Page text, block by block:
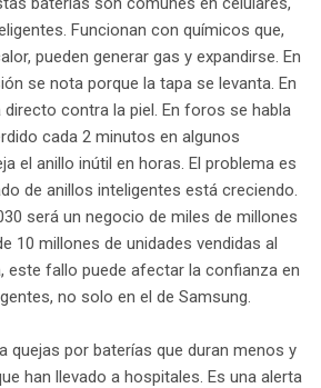
Funcionan con químicos que,
pueden generar gas y expandirse. En
se nota porque la tapa se levanta. En
directo contra la piel. En foros se habla
cada 2 minutos en algunos
el anillo inútil en horas. El problema es
de anillos inteligentes está creciendo.
será un negocio de miles de millones
10 millones de unidades vendidas al
este fallo puede afectar la confianza en
no solo en el de Samsung.
quejas por baterías que duran menos y
han llevado a hospitales. Es una alerta